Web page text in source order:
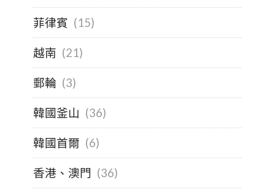
菲律賓 (15)
越南 (21)
郵輪 (3)
韓國釜山 (36)
韓國首爾 (6)
香港、澳門 (36)